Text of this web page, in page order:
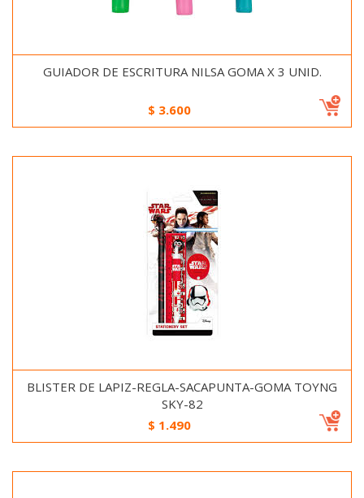
GUIADOR DE ESCRITURA NILSA GOMA X 3 UNID.
$ 3.600
BLISTER DE LAPIZ-REGLA-SACAPUNTA-GOMA TOYNG
SKY-82
$ 1.490